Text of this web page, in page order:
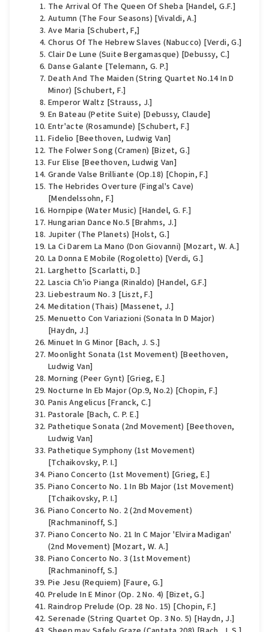
The Arrival Of The Queen Of Sheba [Handel, G.F.]
Autumn (The Four Seasons) [Vivaldi, A.]
Ave Maria [Schubert, F,]
Chorus Of The Hebrew Slaves (Nabucco) [Verdi, G.]
Clair De Lune (Suite Bergamasque) [Debussy, C.]
Danse Galante [Telemann, G. P.]
Death And The Maiden (String Quartet No.14 In D
Minor) [Schubert, F.]
Emperor Waltz [Strauss, J.]
En Bateau (Petite Suite) [Debussy, Claude]
Entr'acte (Rosamunde) [Schubert, F.]
Fidelio [Beethoven, Ludwig Van]
The Folwer Song (Cramen) [Bizet, G.]
Fur Elise [Beethoven, Ludwig Van]
Grande Valse Brilliante (Op.18) [Chopin, F.]
The Hebrides Overture (Fingal's Cave)
[Mendelssohn, F.]
Hornpipe (Water Music) [Handel, G. F.]
Hungarian Dance No.5 [Brahms, J.]
Jupiter (The Planets) [Holst, G.]
La Ci Darem La Mano (Don Giovanni) [Mozart, W. A.]
La Donna E Mobile (Rogoletto) [Verdi, G.]
Larghetto [Scarlatti, D.]
Lascia Ch'io Pianga (Rinaldo) [Handel, G.F.]
Liebestraum No. 3 [Liszt, F.]
Meditation (Thais) [Massenet, J.]
Menuetto Con Variazioni (Sonata In D Major)
[Haydn, J.]
Minuet In G Minor [Bach, J. S.]
Moonlight Sonata (1st Movement) [Beethoven,
Ludwig Van]
Morning (Peer Gynt) [Grieg, E.]
Nocturne In Eb Major (Op.9, No.2) [Chopin, F.]
Panis Angelicus [Franck, C.]
Pastorale [Bach, C. P. E.]
Pathetique Sonata (2nd Movement) [Beethoven,
Ludwig Van]
Pathetique Symphony (1st Movement)
[Tchaikovsky, P. I.]
Piano Concerto (1st Movement) [Grieg, E.]
Piano Concerto No. 1 In Bb Major (1st Movement)
[Tchaikovsky, P. I.]
Piano Concerto No. 2 (2nd Movement)
[Rachmaninoff, S.]
Piano Concerto No. 21 In C Major 'Elvira Madigan'
(2nd Movement) [Mozart, W. A.]
Piano Concerto No. 3 (1st Movement)
[Rachmaninoff, S.]
Pie Jesu (Requiem) [Faure, G.]
Prelude In E Minor (Op. 2 No. 4) [Bizet, G.]
Raindrop Prelude (Op. 28 No. 15) [Chopin, F.]
Serenade (String Quartet Op. 3 No. 5) [Haydn, J.]